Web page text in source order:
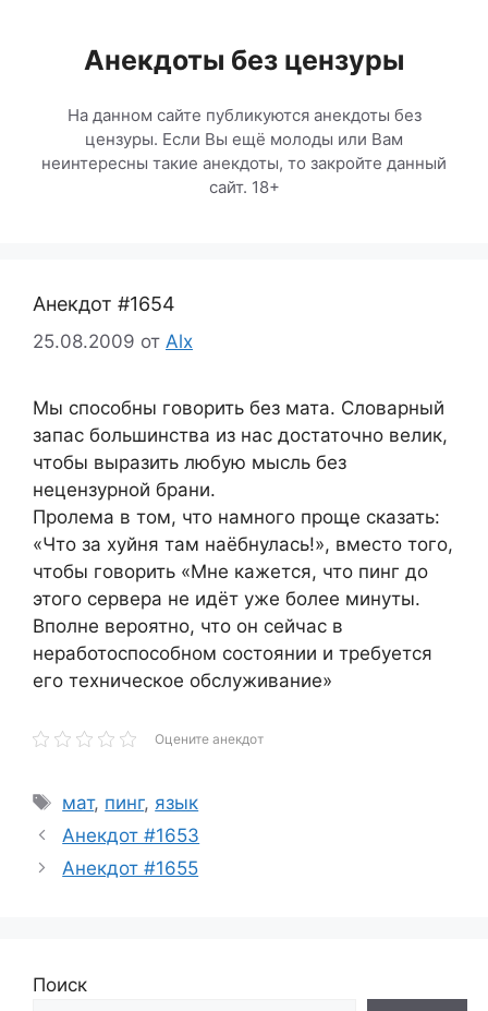
содержимомуАнекдоты без цензуры
На данном сайте публикуются анекдоты без
цензуры. Если Вы ещё молоды или Вам
неинтересны такие анекдоты, то закройте данный
сайт. 18+
Анекдот #1654
25.08.2009 от Alx
Мы способны говорить без мата. Словарный
запас большинства из нас достаточно велик,
чтобы выразить любую мысль без
нецензурной брани.
Пролема в том, что намного проще сказать:
«Что за хуйня там наёбнулась!», вместо того,
чтобы говорить «Мне кажется, что пинг до
этого сервера не идёт уже более минуты.
Вполне вероятно, что он сейчас в
неработоспособном состоянии и требуется
его техническое обслуживание»
Оцените анекдот
Метки
мат, пинг, язык
Анекдот #1653
Анекдот #1655
Поиск